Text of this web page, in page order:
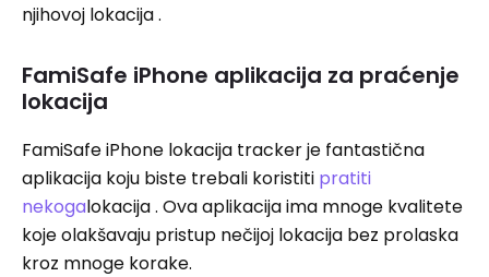
njihovoj lokacija .
FamiSafe iPhone aplikacija za praćenje
lokacija
FamiSafe iPhone lokacija tracker je fantastična
aplikacija koju biste trebali koristiti pratiti
nekogalokacija . Ova aplikacija ima mnoge kvalitete
koje olakšavaju pristup nečijoj lokacija bez prolaska
kroz mnoge korake.